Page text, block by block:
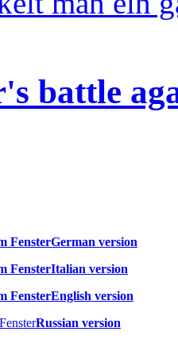
battle
German version
Italian version
English version
Russian version